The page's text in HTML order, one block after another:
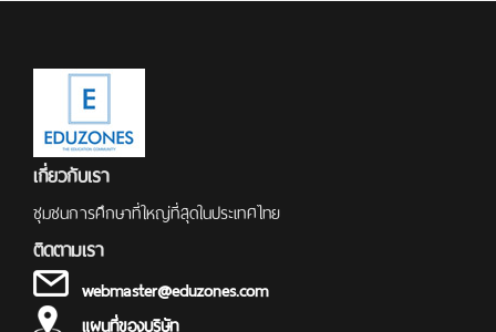
เกี่ยวกับเรา
ชุมชนการศึกษาที่ใหญ่ที่สุดในประเทศไทย
ติดตามเรา
webmaster@eduzones.com